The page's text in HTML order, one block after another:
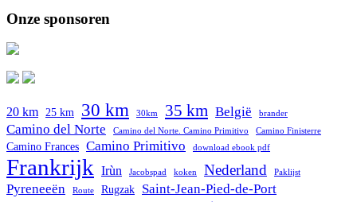
Onze sponsoren
20 km 25 km 30 km 30km 35 km België brander
Camino del Norte Camino del Norte. Camino Primitivo Camino Finisterre
Camino Frances Camino Primitivo download ebook pdf
Frankrijk Irùn Jacobspad koken Nederland Paklijst
Pyreneeën Route Rugzak Saint-Jean-Pied-de-Port